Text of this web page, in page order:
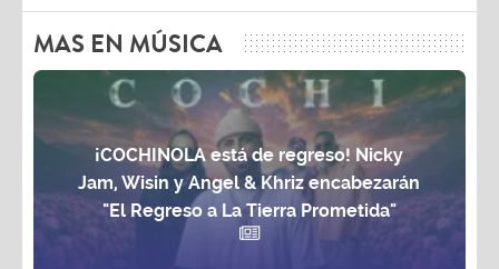
MAS EN MÚSICA
¡COCHINOLA está de regreso! Nicky
Jam, Wisin y Angel & Khriz encabezarán
"El Regreso a La Tierra Prometida"